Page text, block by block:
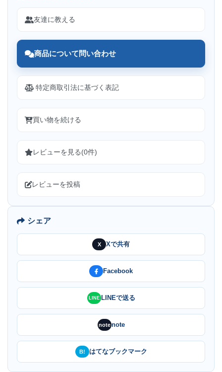
友達に教える
商品について問い合わせ
特定商取引法に基づく表記
買い物を続ける
レビューを見る(0件)
レビューを投稿
シェア
X Xで共有
Facebook
LINE LINEで送る
notenote
B! はてなブックマーク